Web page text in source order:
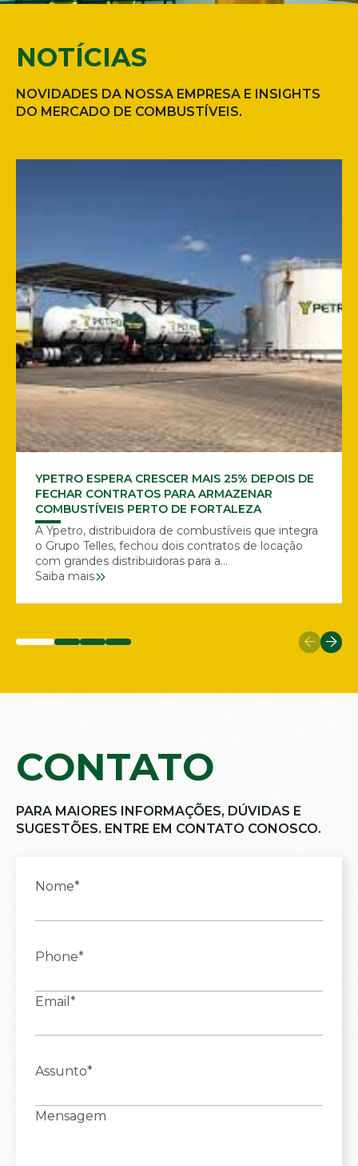
NOTÍCIAS
NOVIDADES DA NOSSA EMPRESA E INSIGHTS
DO MERCADO DE COMBUSTÍVEIS.
YPETRO ESPERA CRESCER MAIS 25% DEPOIS DE
FECHAR CONTRATOS PARA ARMAZENAR
COMBUSTÍVEIS PERTO DE FORTALEZA
A Ypetro, distribuidora de combustíveis que integra
o Grupo Telles, fechou dois contratos de locação
com grandes distribuidoras para a...
Saiba mais
CONTATO
PARA MAIORES INFORMAÇÕES, DÚVIDAS E
SUGESTÕES. ENTRE EM CONTATO CONOSCO.
Nome*
Phone*
Email*
Assunto*
Mensagem